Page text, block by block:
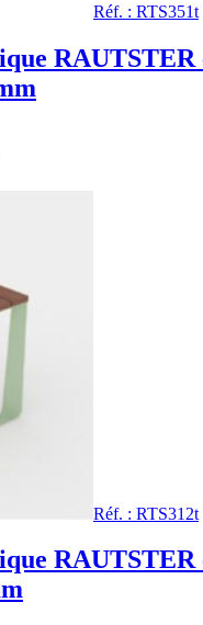
Réf. : RTS351t
RAUTSTER
Réf. : RTS312t
RAUTSTER